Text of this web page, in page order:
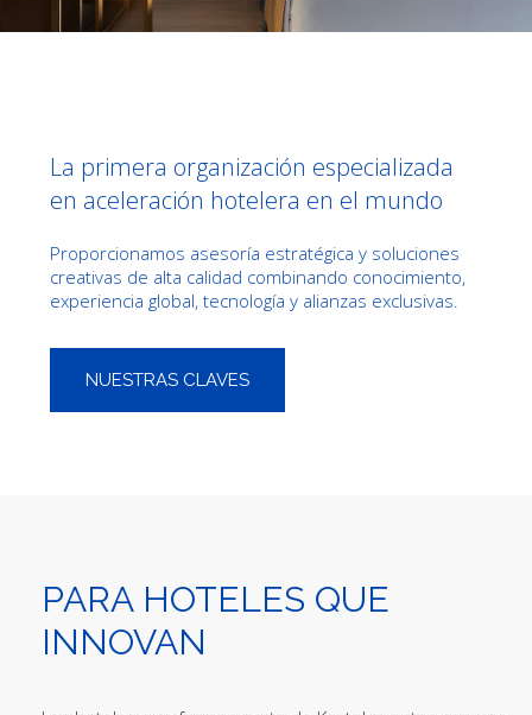
La primera organización especializada
en aceleración hotelera en el mundo
Proporcionamos asesoría estratégica y soluciones
creativas de alta calidad combinando conocimiento,
experiencia global, tecnología y alianzas exclusivas.
NUESTRAS CLAVES
PARA HOTELES QUE
INNOVAN